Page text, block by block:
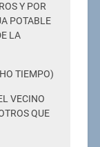
Y POR
POTABLE
LA
TIEMPO)
VECINO
QUE